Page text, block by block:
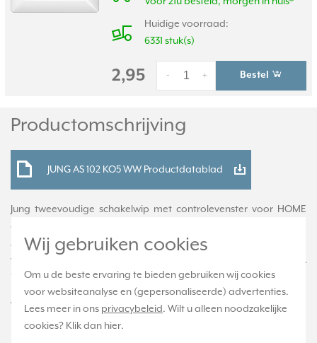
Wij gebruiken cookies
Om u de beste ervaring te bieden gebruiken wij cookies
voor websiteanalyse en (gepersonaliseerde) advertenties.
Lees meer in ons privacybeleid. Wilt u alleen noodzakelijke
cookies? Klik dan hier.
Huidige voorraad:
6331 stuk(s)
2,95 +
- Bestel
Productomschrijving
JUNG AS 102 KO5 WW Productdatablad
Jung tweevoudige schakelwip met controlevenster voor HOME
draadloze schakelaar. Duroplast.
Alleen geschikt voor de Jung HOME draadloze schakelaar 2-
voudig (BT A 1002) en voor KNX taster 2-voudig (A 10721 ST, A
10921 ST), niet geschikt voor gewone schakelaars.
Technische specificaties